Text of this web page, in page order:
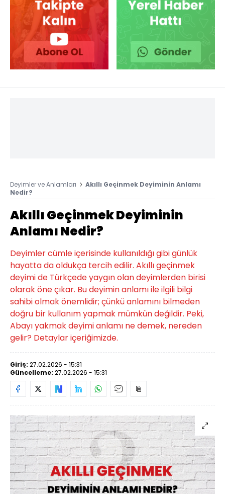
Deyimler ve Anlamları
Akıllı Geçinmek Deyiminin Anlamı
Nedir?
Akıllı Geçinmek Deyiminin
Anlamı Nedir?
Deyimler cümle içerisinde kullanıldığı gibi günlük
hayatta da oldukça tercih edilir. Akıllı geçinmek
deyimi de Türkçede yaygın olan deyimlerden birisi
olarak öne çıkar. Bu deyimin anlamı ile ilgili bilgi
sahibi olmak önemlidir; çünkü anlamını bilmeden
doğru bir kullanım yapmak mümkün değildir. Peki,
Abayı yakmak deyimi anlamı ne demek, nereden
gelir? Detaylar içeriğimizde.
Giriş: 27.02.2026 - 15:31
Güncelleme: 27.02.2026 - 15:31